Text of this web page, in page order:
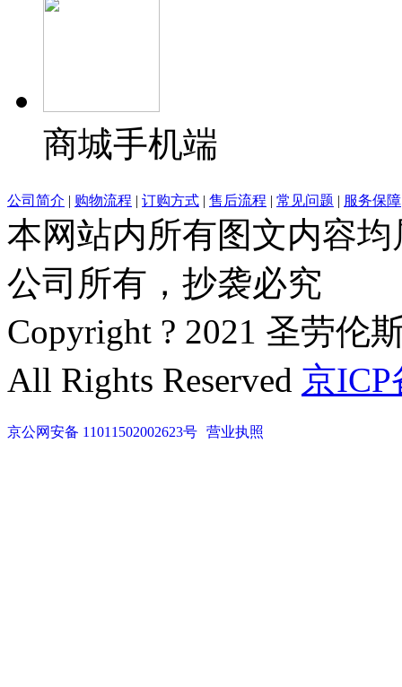
商城手机端
公司简介 | 购物流程 | 订购方式 | 售后流程 | 常见问题 | 服务保障
本网站内所有图文内容
公司所有，抄袭必究
Copyright ? 2021 圣劳伦
All Rights Reserved 京ICP
京公网安备 11011502002623号 营业执照